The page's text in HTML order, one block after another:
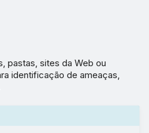
pastas, sites da Web ou
identificação de ameaças,